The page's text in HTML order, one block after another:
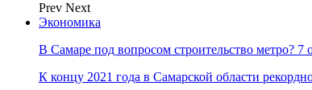
Prev Next
Экономика
В Самаре под вопросом строительство метро?
К концу 2021 года в Самарской области